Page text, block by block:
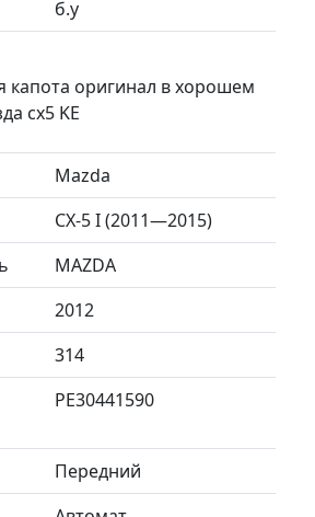
б.у
оригинал в хорошем
сх5 KE
Mazda
CX-5 I (2011—2015)
MAZDA
2012
314
PE30441590
Передний